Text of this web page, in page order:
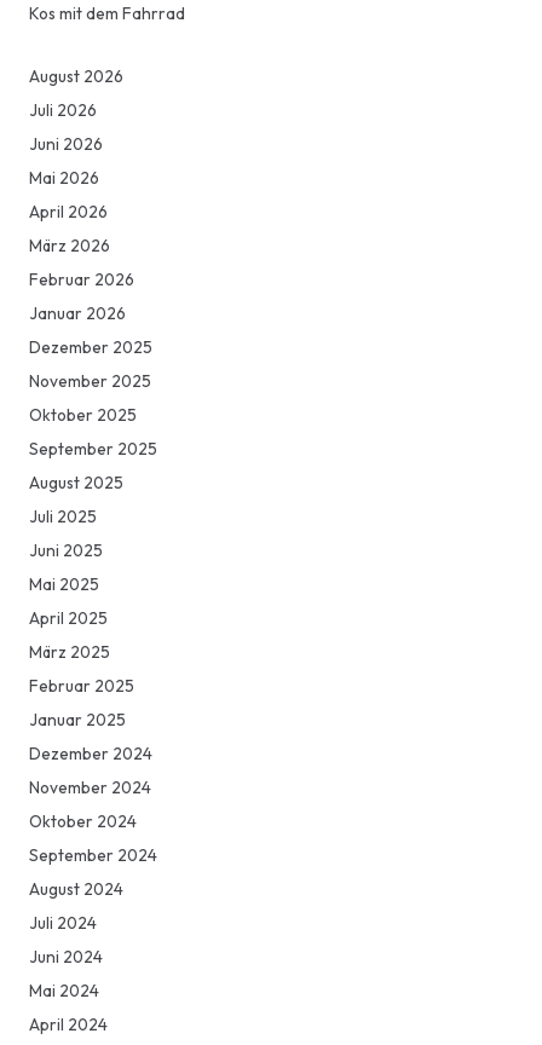
Kos mit dem Fahrrad
August 2026
Juli 2026
Juni 2026
Mai 2026
April 2026
März 2026
Februar 2026
Januar 2026
Dezember 2025
November 2025
Oktober 2025
September 2025
August 2025
Juli 2025
Juni 2025
Mai 2025
April 2025
März 2025
Februar 2025
Januar 2025
Dezember 2024
November 2024
Oktober 2024
September 2024
August 2024
Juli 2024
Juni 2024
Mai 2024
April 2024